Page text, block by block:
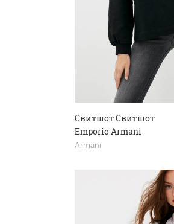
Свитшот Свитшот
Emporio Armani
Armani